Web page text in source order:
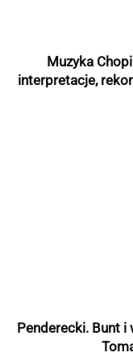
Muzyka
interpretacje,
Penderecki. Bunt i